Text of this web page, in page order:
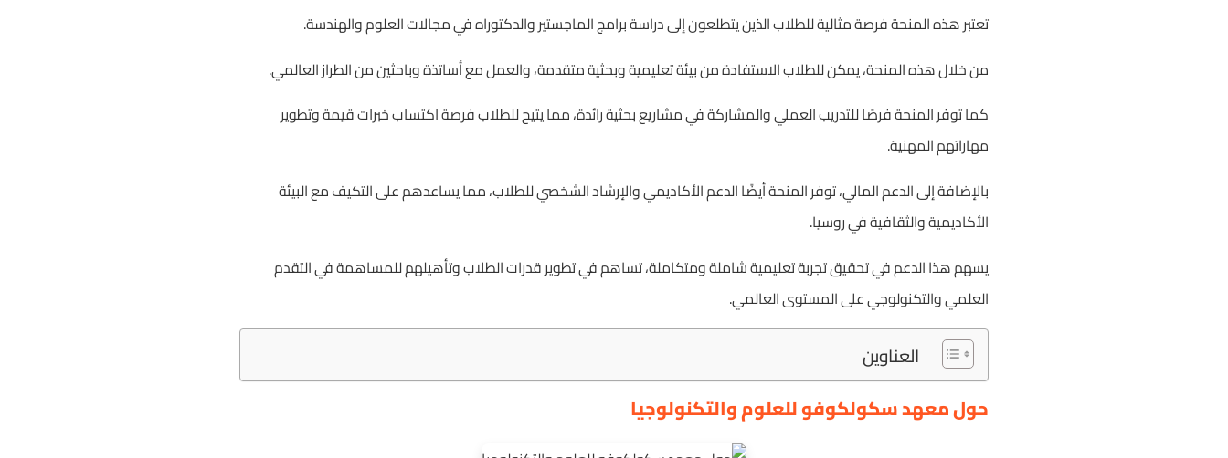
تعتبر هذه المنحة فرصة مثالية للطلاب الذين يتطلعون إلى دراسة برامج الماجستير والدكتوراه في مجالات العلوم والهندسة.
من خلال هذه المنحة، يمكن للطلاب الاستفادة من بيئة تعليمية وبحثية متقدمة، والعمل مع أساتذة وباحثين من الطراز العالمي.
كما توفر المنحة فرصًا للتدريب العملي والمشاركة في مشاريع بحثية رائدة، مما يتيح للطلاب فرصة اكتساب خبرات قيمة وتطوير
مهاراتهم المهنية.
بالإضافة إلى الدعم المالي، توفر المنحة أيضًا الدعم الأكاديمي والإرشاد الشخصي للطلاب، مما يساعدهم على التكيف مع البيئة
الأكاديمية والثقافية في روسيا.
يسهم هذا الدعم في تحقيق تجربة تعليمية شاملة ومتكاملة، تساهم في تطوير قدرات الطلاب وتأهيلهم للمساهمة في التقدم
العلمي والتكنولوجي على المستوى العالمي.
العناوين
حول معهد سكولكوفو للعلوم والتكنولوجيا